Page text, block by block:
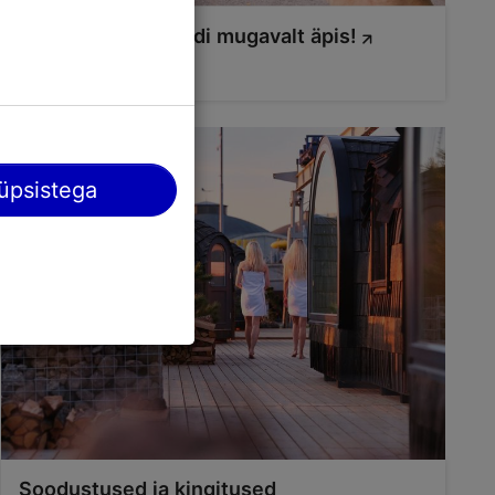
Kasuta Tallinn Cardi mugavalt äpis!
Soodustused ja kingitused